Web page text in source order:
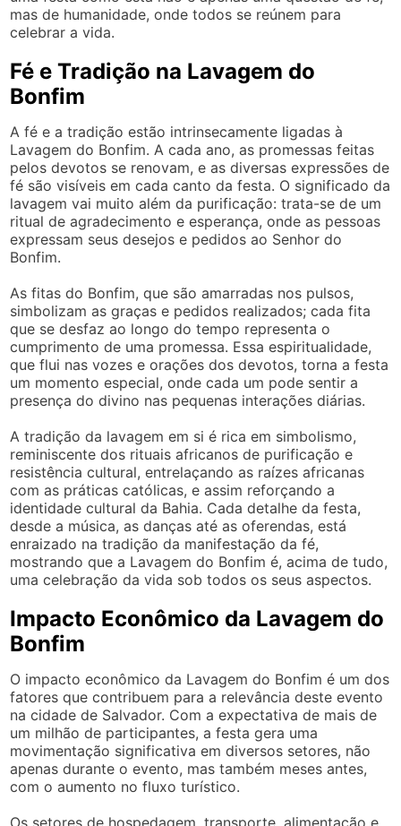
mas de humanidade, onde todos se reúnem para
celebrar a vida.
Fé e Tradição na Lavagem do
Bonfim
A fé e a tradição estão intrinsecamente ligadas à
Lavagem do Bonfim. A cada ano, as promessas feitas
pelos devotos se renovam, e as diversas expressões de
fé são visíveis em cada canto da festa. O significado da
lavagem vai muito além da purificação: trata-se de um
ritual de agradecimento e esperança, onde as pessoas
expressam seus desejos e pedidos ao Senhor do
Bonfim.
As fitas do Bonfim, que são amarradas nos pulsos,
simbolizam as graças e pedidos realizados; cada fita
que se desfaz ao longo do tempo representa o
cumprimento de uma promessa. Essa espiritualidade,
que flui nas vozes e orações dos devotos, torna a festa
um momento especial, onde cada um pode sentir a
presença do divino nas pequenas interações diárias.
A tradição da lavagem em si é rica em simbolismo,
reminiscente dos rituais africanos de purificação e
resistência cultural, entrelaçando as raízes africanas
com as práticas católicas, e assim reforçando a
identidade cultural da Bahia. Cada detalhe da festa,
desde a música, as danças até as oferendas, está
enraizado na tradição da manifestação da fé,
mostrando que a Lavagem do Bonfim é, acima de tudo,
uma celebração da vida sob todos os seus aspectos.
Impacto Econômico da Lavagem do
Bonfim
O impacto econômico da Lavagem do Bonfim é um dos
fatores que contribuem para a relevância deste evento
na cidade de Salvador. Com a expectativa de mais de
um milhão de participantes, a festa gera uma
movimentação significativa em diversos setores, não
apenas durante o evento, mas também meses antes,
com o aumento no fluxo turístico.
Os setores de hospedagem, transporte, alimentação e